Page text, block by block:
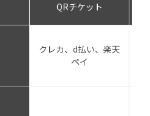
QRチケット
クレカ、d払い、楽天
ペイ